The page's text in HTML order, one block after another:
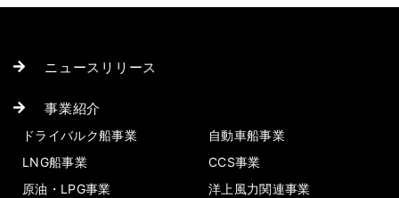
ニュースリリース
事業紹介
ドライバルク船事業
自動車船事業
LNG船事業
CCS事業
原油・LPG事業
洋上風力関連事業